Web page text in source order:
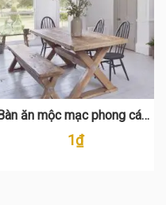
Bàn ăn mộc mạc phong cách
PR 105
1₫